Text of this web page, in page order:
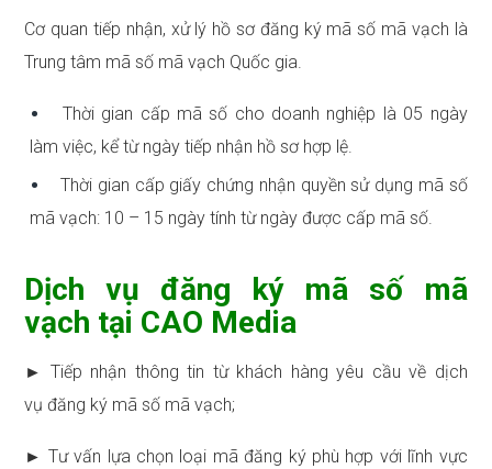
Cơ quan tiếp nhận, xử lý hồ sơ đăng ký mã số mã vạch là
Trung tâm mã số mã vạch Quốc gia.
Thời gian cấp mã số cho doanh nghiệp là 05 ngày
làm việc, kể từ ngày tiếp nhận hồ sơ hợp lệ.
Thời gian cấp giấy chứng nhận quyền sử dụng mã số
mã vạch: 10 – 15 ngày tính từ ngày được cấp mã số.
Dịch vụ đăng ký mã số mã
vạch tại CAO Media
► Tiếp nhận thông tin từ khách hàng yêu cầu về dịch
vụ đăng ký mã số mã vạch;
► Tư vấn lựa chọn loại mã đăng ký phù hợp với lĩnh vực